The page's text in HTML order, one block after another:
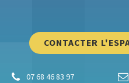
CONTACTER
07 68 46 83 97